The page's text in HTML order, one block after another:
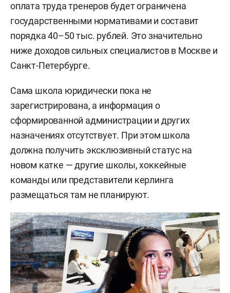
оплата труда тренеров будет ограничена
государственными нормативами и составит
порядка 40–50 тыс. рублей. Это значительно
ниже доходов сильных специалистов в Москве и
Санкт-Петербурге.
Сама школа юридически пока не
зарегистрирована, а информация о
сформированной администрации и других
назначениях отсутствует. При этом школа
должна получить эксклюзивный статус на
новом катке — другие школы, хоккейные
команды или представители керлинга
размещаться там не планируют.